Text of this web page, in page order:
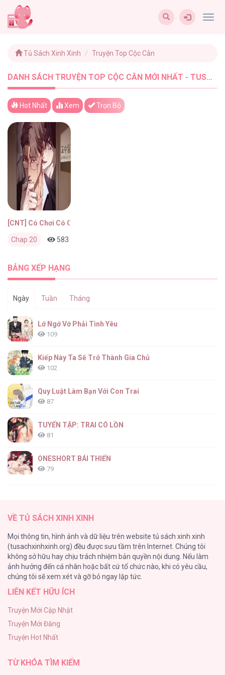
Tủ Sách Xinh Xinh Truyện Top Cộc Cằn
DANH SÁCH TRUYỆN TOP CỘC CẰN MỚI NHẤT - TUSACHXINHXINH (1)
Hot Nhất Xem Trọn Bộ
[CNT] Có Chơi Có Chịu
Chap 20 583
BẢNG XẾP HẠNG
Ngày Tuần Tháng
Lớ Ngớ Vớ Phải Tình Yêu
109
Kiếp Này Ta Sẽ Trở Thành Gia Chủ
102
Quy Luật Làm Bạn Với Con Trai
87
TUYỂN TẬP: TRAI CÓ LỒN
81
ONESHORT BÁI THIẾN
79
72
Hầu Nữ Bị Nguyền Rủa Trong Lâu Đài Của Công Tước
68
CẨN THẬN TRĂNG TRÒN THÁNG 3 ĐẤY
Tuyển Tập Manhwa Ngắn Bạo Dăm
49
VỀ TỦ SÁCH XINH XINH
Mọi thông tin, hình ảnh và dữ liệu trên website tủ sách xinh xinh
(tusachxinhxinh.org) đều được sưu tầm trên Internet. Chúng tôi
không sở hữu hay chịu trách nhiệm bản quyền nội dung. Nếu làm
ảnh hưởng đến cá nhân hoặc bất cứ tổ chức nào, khi có yêu cầu,
chúng tôi sẽ xem xét và gỡ bỏ ngay lập tức.
LIÊN KẾT HỮU ÍCH
Truyện Mới Cập Nhật
Truyện Mới Đăng
Truyện Hot Nhất
TỪ KHÓA TÌM KIẾM